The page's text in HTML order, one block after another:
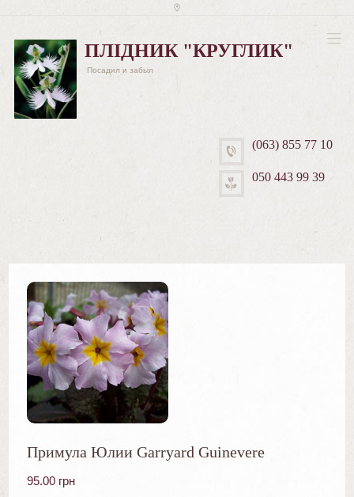
ПЛІДНИК "КРУГЛИК"
Посадил и забыл
(063) 855 77 10
050 443 99 39
Примула Юлии Garryard Guinevere
95.00 грн